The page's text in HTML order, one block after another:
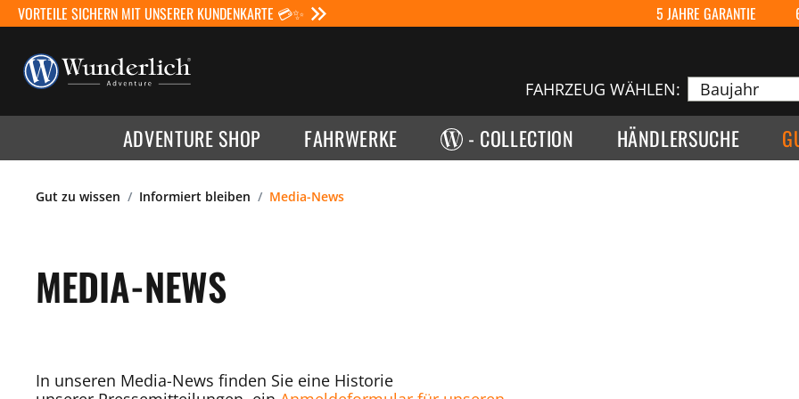
VORTEILE SICHERN MIT UNSERER KUNDENKARTE 💳✨ 5 JAHRE GARANTIE
FAHRZEUG WÄHLEN:
ADVENTURE SHOP FAHRWERKE - COLLECTION HÄNDLERSUCHE
Gut zu wissen Informiert bleiben Media-News
MEDIA-NEWS
In unseren Media-News finden Sie eine Historie